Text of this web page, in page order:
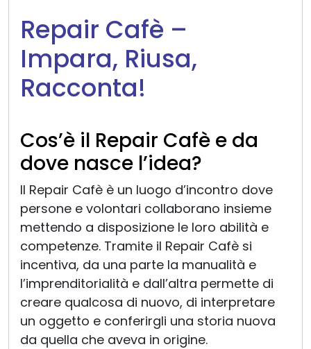
Repair Cafè –
Impara, Riusa,
Racconta!
Cos’è il Repair Cafè e da
dove nasce l’idea?
Il Repair Cafè è un luogo d’incontro dove
persone e volontari collaborano insieme
mettendo a disposizione le loro abilità e
competenze. Tramite il Repair Cafè si
incentiva, da una parte la manualità e
l’imprenditorialità e dall’altra permette di
creare qualcosa di nuovo, di interpretare
un oggetto e conferirgli una storia nuova
da quella che aveva in origine.